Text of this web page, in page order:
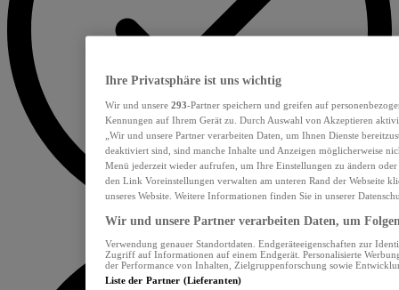
Ihre Privatsphäre ist uns wichtig
Wir und unsere 293-Partner speichern und greifen auf
Kennungen auf Ihrem Gerät zu. Durch Auswahl von Akzeptieren
„Wir und unsere Partner verarbeiten Daten, um Ihnen Dienste
deaktiviert sind, sind manche Inhalte und Anzeigen möglicherweise
Menü jederzeit wieder aufrufen, um Ihre Einstellungen zu ändern
den Link Voreinstellungen verwalten am unteren Rand der Webseite
unseres Website. Weitere Informationen finden Sie in unserer
Wir und unsere Partner verarbeiten Daten, um
Verwendung genauer Standortdaten. Endgeräteeigenschaften zur
Zugriff auf Informationen auf einem Endgerät. Personalisierte
der Performance von Inhalten, Zielgruppenforschung sowie
Liste der Partner (Lieferanten)